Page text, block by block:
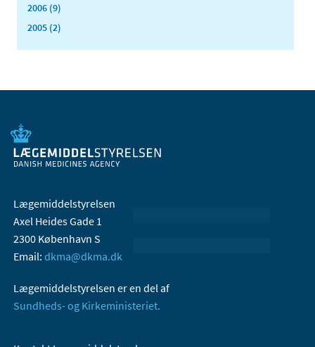
2006 (9)
2005 (2)
Lægemiddelstyrelsen
Axel Heides Gade 1
2300 København S
Email: dkma@dkma.dk
Lægemiddelstyrelsen er en del af
Sundheds- og Kirkeministeriet.